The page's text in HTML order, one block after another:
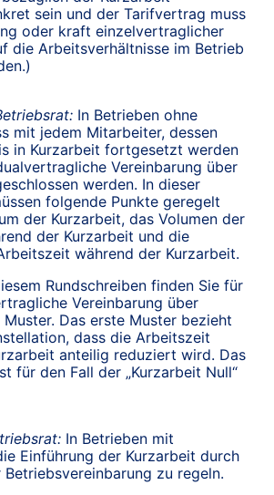
sein und der Tarifvertrag muss
oder kraft einzelvertraglicher
die Arbeitsverhältnisse im Betrieb
In Betrieben ohne
mit jedem Mitarbeiter, dessen
in Kurzarbeit fortgesetzt werden
Vereinbarung über
werden. In dieser
folgende Punkte geregelt
der Kurzarbeit, das Volumen der
der Kurzarbeit und die
während der Kurzarbeit.
Rundschreiben finden Sie für
Vereinbarung über
Das erste Muster bezieht
dass die Arbeitszeit
anteilig reduziert wird. Das
für den Fall der „Kurzarbeit Null“
In Betrieben mit
Einführung der Kurzarbeit durch
Betriebsvereinbarung zu regeln.